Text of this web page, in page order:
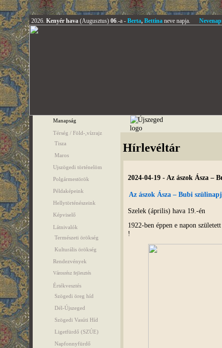
2026. Kenyér hava(Augusztus)06.-a -Berta,Bettina neve napja.
Manapság
Térség / Föld-,vízrajz
Tisza
Maros
Ujszögedi történelöm
Polgármestörök
Példaképeink
Hellytörténészeink
Képviselő
Látnivalók
Természeti örökség
Kulturális örökség
Rendezvények
Városrész fejlesztés
Értékvesztés
Szögedi öreg híd
Dél-Újszeged
Szögedi Vasúti Híd
Ligetfürdő (SZÚE)
Napfonnyfürdő
Hírlevéltár
2024-04-19 - Az ászok Ásza –
Az ászok Ásza – Bubi
Szelek (április) hava 19.-én
1922-ben éppen e napon
!